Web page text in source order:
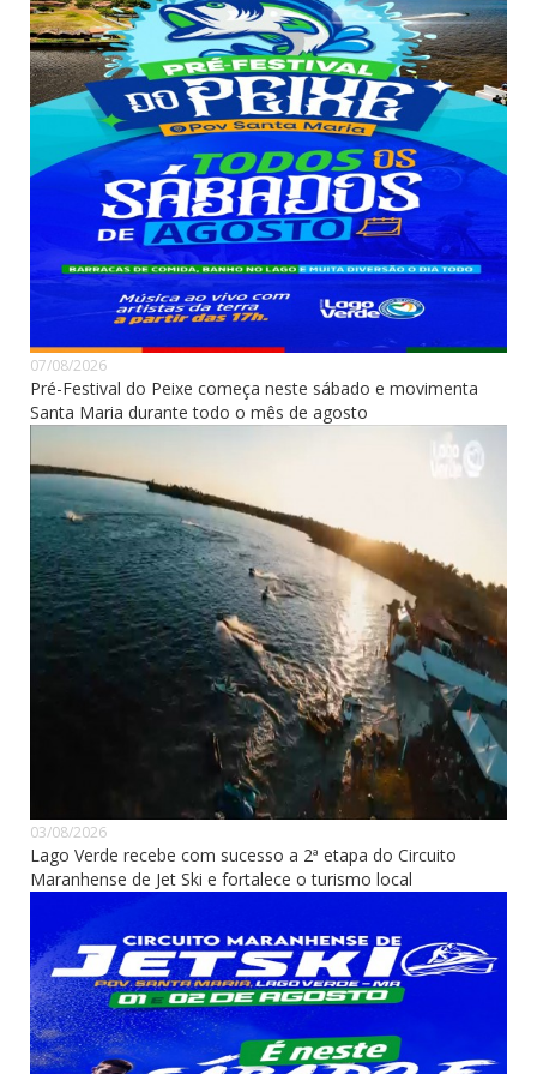
07/08/2026
Pré-Festival do Peixe começa neste sábado e movimenta
Santa Maria durante todo o mês de agosto
03/08/2026
Lago Verde recebe com sucesso a 2ª etapa do Circuito
Maranhense de Jet Ski e fortalece o turismo local